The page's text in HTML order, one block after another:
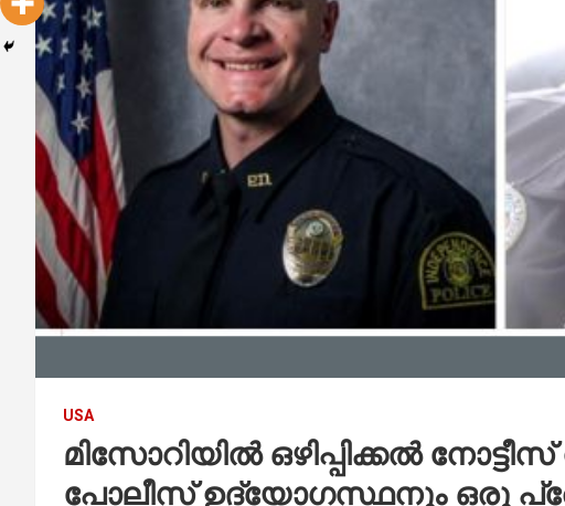
USA
മിസോറിയിൽ ഒഴിപ്പിക്കൽ
പോലീസ് ഉദ്യോഗസ്ഥനും ഒരു